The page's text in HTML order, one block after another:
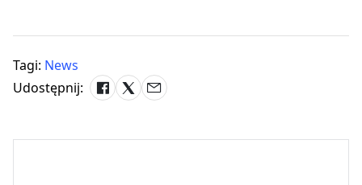
Tagi: News
Udostępnij: